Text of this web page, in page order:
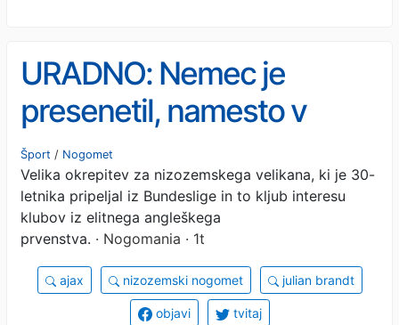
URADNO: Nemec je
presenetil, namesto v
Premier League je
prestopil na Nizozemsko
Šport / Nogomet
Velika okrepitev za nizozemskega velikana, ki je 30-
letnika pripeljal iz Bundeslige in to kljub interesu
klubov iz elitnega angleškega
prvenstva. · Nogomania · 1t
ajax nizozemski nogomet julian brandt
objavi tvitaj